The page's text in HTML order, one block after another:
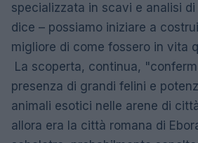
specializzata in scavi e analisi
dice – possiamo iniziare a
migliore di come fossero in vita
La scoperta, continua,
presenza di grandi felini e
animali esotici nelle arene di
allora era la città romana di